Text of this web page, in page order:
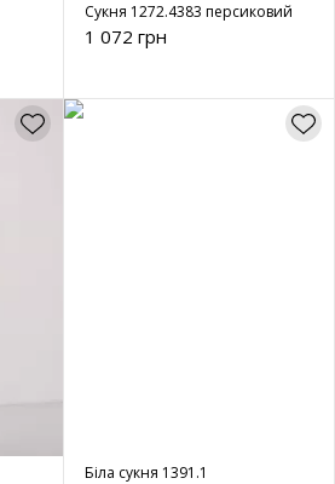
Сукня 1272.4383 персиковий
1 072 грн
Біла сукня 1391.1